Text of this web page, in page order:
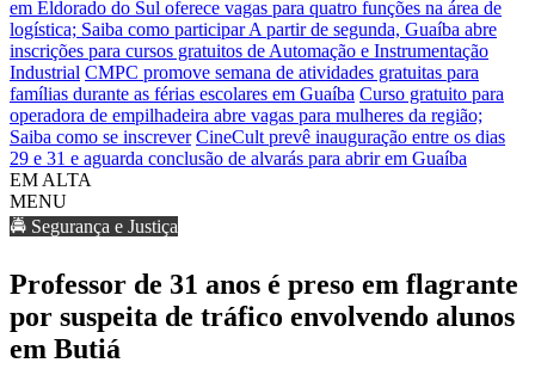
em Eldorado do Sul oferece vagas para quatro funções na área de
logística; Saiba como participarA partir de segunda, Guaíba abre
inscrições para cursos gratuitos de Automação e Instrumentação
Industrial CMPC promove semana de atividades gratuitas para
famílias durante as férias escolares em Guaíba Curso gratuito para
operadora de empilhadeira abre vagas para mulheres da região;
Saiba como se inscrever CineCult prevê inauguração entre os dias
29 e 31 e aguarda conclusão de alvarás para abrir em Guaíba
EM ALTA
MENU
🚔 Segurança e Justiça
Professor de 31 anos é preso em flagrante
por suspeita de tráfico envolvendo alunos
em Butiá